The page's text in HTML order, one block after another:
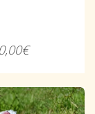
0,00€